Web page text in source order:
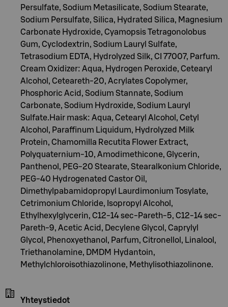
Persulfate, Sodium Metasilicate, Sodium Stearate,
Sodium Persulfate, Silica, Hydrated Silica, Magnesium
Carbonate Hydroxide, Cyamopsis Tetragonolobus
Gum, Cyclodextrin, Sodium Lauryl Sulfate,
Tetrasodium EDTA, Hydrolyzed Silk, CI 77007, Parfum.
Cream Oxidizer: Aqua, Hydrogen Peroxide, Cetearyl
Alcohol, Ceteareth-20, Acrylates Copolymer,
Phosphoric Acid, Sodium Stannate, Sodium
Carbonate, Sodium Hydroxide, Sodium Lauryl
Sulfate.Hair mask: Aqua, Cetearyl Alcohol, Cetyl
Alcohol, Paraffinum Liquidum, Hydrolyzed Milk
Protein, Chamomilla Recutita Flower Extract,
Polyquaternium-10, Amodimethicone, Glycerin,
Panthenol, PEG-20 Stearate, Stearalkonium Chloride,
PEG-40 Hydrogenated Castor Oil,
Dimethylpabamidopropyl Laurdimonium Tosylate,
Cetrimonium Chloride, Isopropyl Alcohol,
Ethylhexylglycerin, C12-14 sec-Pareth-5, C12-14 sec-
Pareth-9, Acetic Acid, Decylene Glycol, Caprylyl
Glycol, Phenoxyethanol, Parfum, Citronellol, Linalool,
Triethanolamine, DMDM Hydantoin,
Methylchloroisothiazolinone, Methylisothiazolinone.
Yhteystiedot